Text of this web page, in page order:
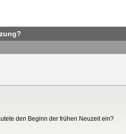
den Beginn der frühen Neuzeit ein?